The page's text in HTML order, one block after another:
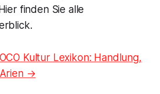
finden Sie alle
Kultur Lexikon: Handlung,
→